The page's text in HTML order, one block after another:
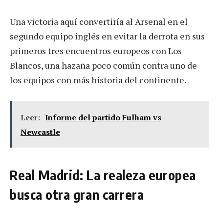
Una victoria aquí convertiría al Arsenal en el
segundo equipo inglés en evitar la derrota en sus
primeros tres encuentros europeos con Los
Blancos, una hazaña poco común contra uno de
los equipos con más historia del continente.
Leer: Informe del partido Fulham vs
Newcastle
Real Madrid: La realeza europea
busca otra gran carrera